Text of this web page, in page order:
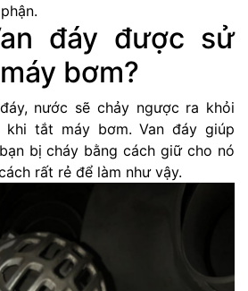
đáy được sử
bơm?
nước sẽ chảy ngược ra khỏi
khi tắt máy bơm. Van đáy giúp
bị cháy bằng cách giữ cho nó
rất rẻ để làm như vậy.